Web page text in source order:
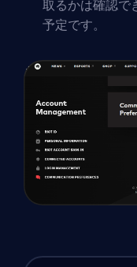
取るかは確認で
予定です。